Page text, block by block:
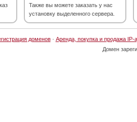
Также вы можете заказать у нас
установку выделенного сервера.
доменов· Аренда, покупка и продажа IP-
Домен